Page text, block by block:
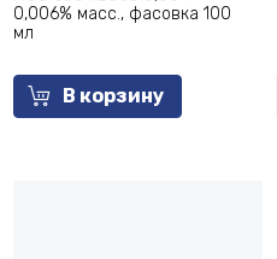
0,006% масс., фасовка 100
мл
В корзину